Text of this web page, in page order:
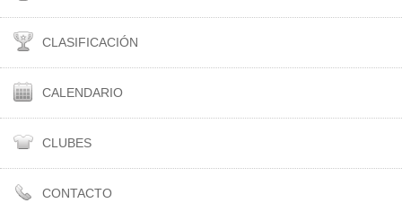
CLASIFICACIÓN
CALENDARIO
CLUBES
CONTACTO